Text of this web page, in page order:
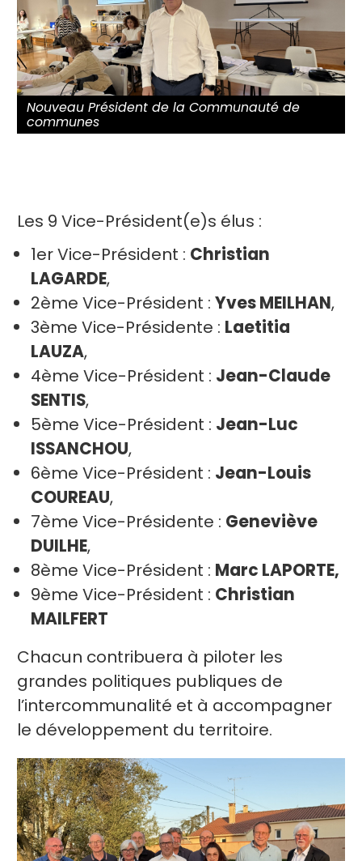
Nouveau Président de la Communauté de
communes
Les 9 Vice-Président(e)s élus :
1er Vice-Président : Christian
LAGARDE,
2ème Vice-Président :Yves MEILHAN,
3ème Vice-Présidente : Laetitia
LAUZA,
4ème Vice-Président : Jean-Claude
SENTIS,
5ème Vice-Président : Jean-Luc
ISSANCHOU,
6ème Vice-Président : Jean-Louis
COUREAU,
7ème Vice-Présidente : Geneviève
DUILHE,
8ème Vice-Président : Marc LAPORTE,
9ème Vice-Président : Christian
MAILFERT
Chacun contribuera à piloter les
grandes politiques publiques de
l’intercommunalité et à accompagner
le développement du territoire.